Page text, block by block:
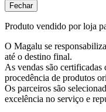
Fechar
Produto vendido por loja
O Magalu se
até o destino final.
As vendas são
procedência de produtos
Os parceiros são
excelência no serviço e